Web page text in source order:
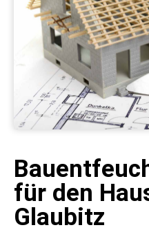
für den
Glaubitz